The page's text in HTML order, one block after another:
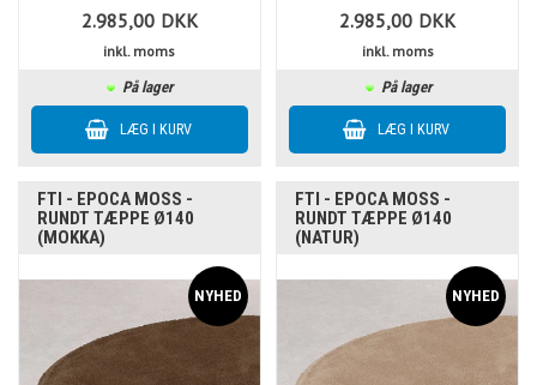
2.985,00 DKK
inkl. moms
På lager
2.985,00 DKK
inkl. moms
På lager
FTI - EPOCA MOSS -
RUNDT TÆPPE Ø140
(MOKKA)
FTI - EPOCA MOSS -
RUNDT TÆPPE Ø140
(NATUR)